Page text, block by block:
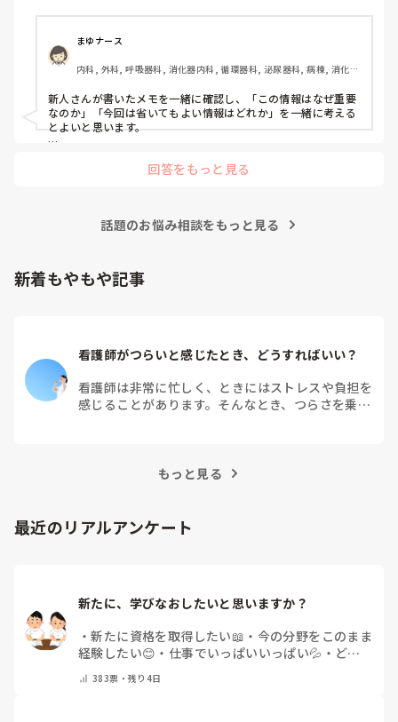
まゆナース
内科, 外科, 呼吸器科, 消化器内科, 循環器科, 泌尿器科, 病棟, 消化器
新人さんが書いたメモを一緒に確認し、「この情報はなぜ重要
なのか」「今回は省いてもよい情報はどれか」を一緒に考える
とよいと思います。
的に照らして振り返ることで、重要度を判断する力が少しずつ
回答をもっと見る
話題のお悩み相談をもっと見る
新着もやもや記事
看護師がつらいと感じたとき、どうすればいい？
看護師は非常に忙しく、ときにはストレスや負担を
感じることがあります。そんなとき、つらさを乗り
もっと見る
最近のリアルアンケート
新たに、学びなおしたいと思いますか？
・新たに資格を取得したい📖 ・ 今の分野をこのまま
経験したい😊 ・ 仕事でいっぱいいっぱい💦 ・ どん
教えてください）
383票・残り4日